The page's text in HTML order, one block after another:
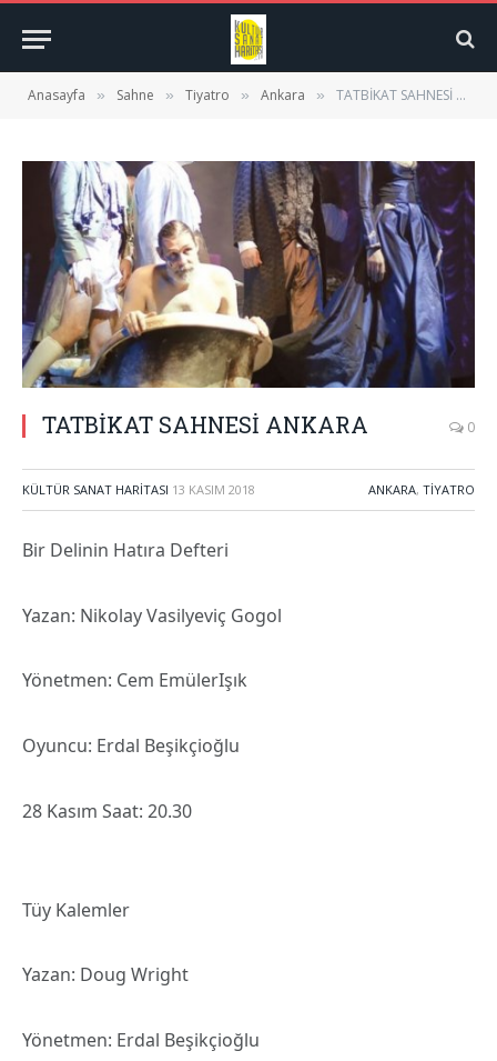
Anasayfa » Sahne » Tiyatro » Ankara » TATBİKAT SAHNESİ ANKARA
TATBİKAT SAHNESİ ANKARA 0
KÜLTÜR SANAT HARITASI 13 KASIM 2018 ANKARA, TIYATRO
Bir Delinin Hatıra Defteri
Yazan: Nikolay Vasilyeviç Gogol
Yönetmen: Cem EmülerIşık
Oyuncu: Erdal Beşikçioğlu
28 Kasım Saat: 20.30
Tüy Kalemler
Yazan: Doug Wright
Yönetmen: Erdal Beşikçioğlu